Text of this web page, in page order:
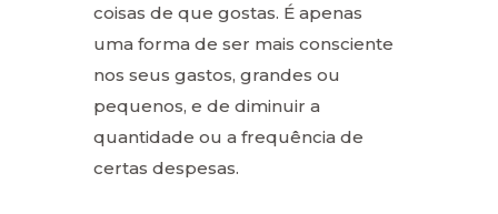
coisas de que gostas. É apenas
uma forma de ser mais consciente
nos seus gastos, grandes ou
pequenos, e de diminuir a
quantidade ou a frequência de
certas despesas.